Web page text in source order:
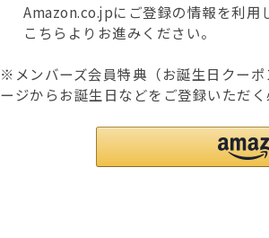
Amazon.co.jpにご登録の情報を利用
こちらよりお進みください。
※メンバーズ会員特典（お誕生日クー
ージからお誕生日などをご登録いただく